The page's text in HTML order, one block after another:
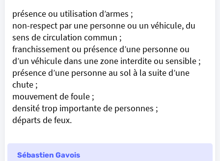
présence ou utilisation d’armes ;
non-respect par une personne ou un véhicule, du
sens de circulation commun ;
franchissement ou présence d’une personne ou
d’un véhicule dans une zone interdite ou sensible ;
présence d’une personne au sol à la suite d’une
chute ;
mouvement de foule ;
densité trop importante de personnes ;
départs de feux.
Sébastien Gavois